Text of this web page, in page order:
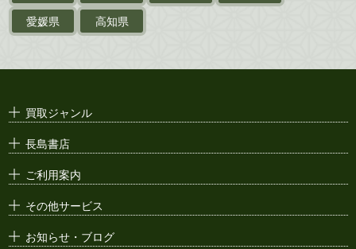
ポスター・チラシ・
愛媛県
高知県
買取ジャンル
長島書店
ご利用案内
その他サービス
お知らせ・ブログ